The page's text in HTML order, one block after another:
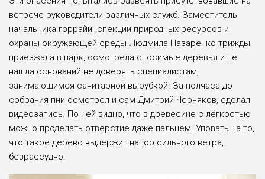
встрече руководители различных служб. Заместитель
начальника горрайинспекции природных ресурсов и
охраны окружающей среды Людмила Назаренко трижды
приезжала в парк, осмотрела сносимые деревья и не
нашла оснований не доверять специалистам,
занимающимся санитарной вырубкой. За полчаса до
собрания пни осмотрел и сам Дмитрий Черняков, сделал
видеозапись. По ней видно, что в древесине с лёгкостью
можно проделать отверстие даже пальцем. Уповать на то,
что такое дерево выдержит напор сильного ветра,
безрассудно.